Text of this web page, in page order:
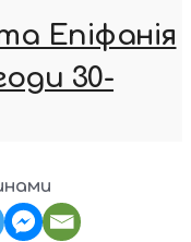
Епіфанія
30-